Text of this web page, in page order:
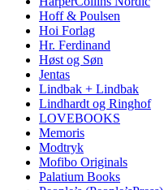
Hoff & Poulsen
Hoi Forlag
Hr. Ferdinand
Høst og Søn
Jentas
Lindbak + Lindbak
Lindhardt og Ringhof
LOVEBOOKS
Memoris
Modtryk
Mofibo Originals
Palatium Books